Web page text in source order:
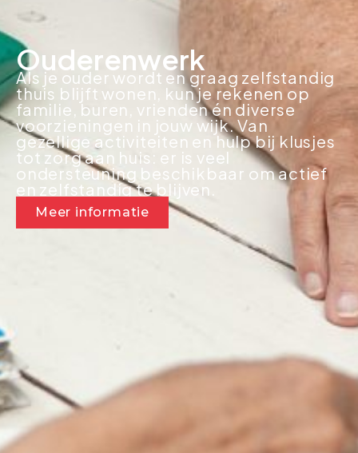
Ouderenwerk
Als je ouder wordt en graag zelfstandig
thuis blijft wonen, kun je rekenen op
familie, buren, vrienden én diverse
voorzieningen in jouw wijk. Van
gezellige activiteiten en hulp bij klusjes
tot zorg aan huis: er is veel
ondersteuning beschikbaar om actief
en zelfstandig te blijven.
Meer informatie